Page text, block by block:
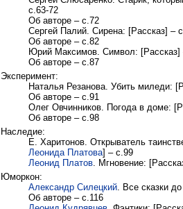
с.63-72
Об авторе – с.72
Сергей Палий. Сирена: [Рассказ] –
Об авторе – с.82
Юрий Максимов. Символ: [Рассказ]
Об авторе – с.87
Эксперимент:
Наталья Резанова. Убить миледи:
Об авторе – с.91
Олег Овчинников. Погода в доме:
Об авторе – с.98
Наследие:
Е. Харитонов. Открыватель
Леонида Платова] – с.99
Леонид Платов. Мгновение:
Юморкон:
Александр Силецкий. Все сказки
Об авторе – с.116